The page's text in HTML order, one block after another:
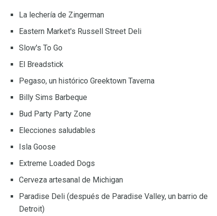
La lechería de Zingerman
Eastern Market's Russell Street Deli
Slow's To Go
El Breadstick
Pegaso, un histórico Greektown Taverna
Billy Sims Barbeque
Bud Party Party Zone
Elecciones saludables
Isla Goose
Extreme Loaded Dogs
Cerveza artesanal de Michigan
Paradise Deli (después de Paradise Valley, un barrio de
Detroit)